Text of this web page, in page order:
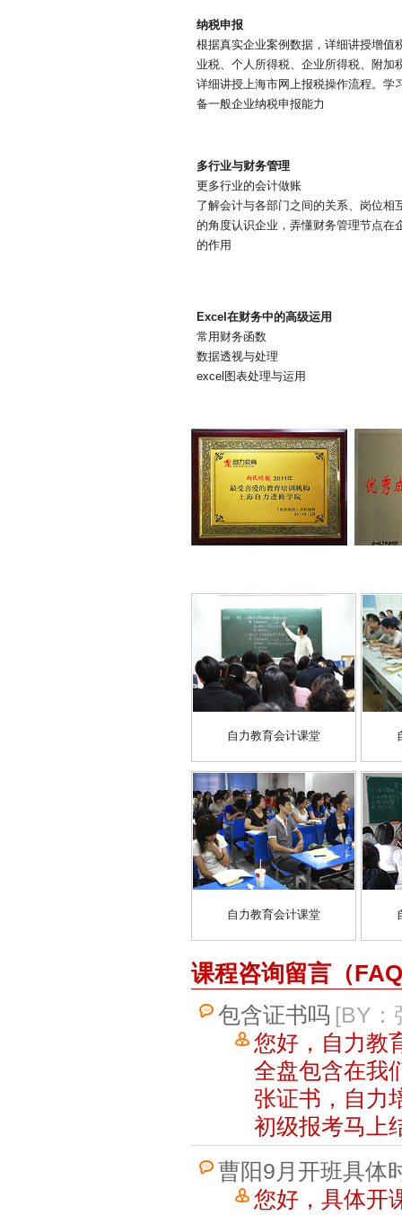
纳税申报
根据真实企业案例数据，详细讲授增值
业税、个人所得税、企业所得税、附加
详细讲授上海市网上报税操作流程。学
备一般企业纳税申报能力
多行业与财务管理
更多行业的会计做账
了解会计与各部门之间的关系、岗位相
的角度认识企业，弄懂财务管理节点在
的作用
Excel在财务中的高级运用
常用财务函数
数据透视与处理
excel图表处理与运用
自力教育会计课堂
自力教育会计课堂
课程咨询留言（
包含证书吗 [BY：
您好，自力教
全盘包含在我
张证书，自力
初级报考马上
曹阳9月开班具体
您好，具体开